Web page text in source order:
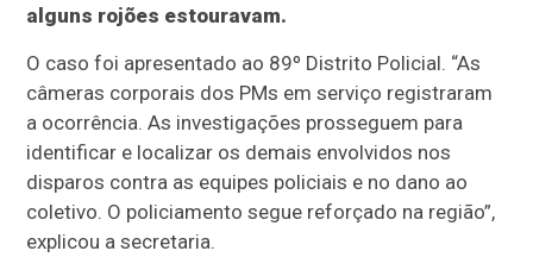
alguns rojões estouravam.
O caso foi apresentado ao 89º Distrito Policial. “As
câmeras corporais dos PMs em serviço registraram
a ocorrência. As investigações prosseguem para
identificar e localizar os demais envolvidos nos
disparos contra as equipes policiais e no dano ao
coletivo. O policiamento segue reforçado na região”,
explicou a secretaria.